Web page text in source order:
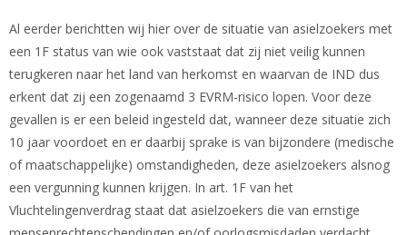
Al eerder berichtten wij hier over de situatie van asielzoekers met
een 1F status van wie ook vaststaat dat zij niet veilig kunnen
terugkeren naar het land van herkomst en waarvan de IND dus
erkent dat zij een zogenaamd 3 EVRM-risico lopen. Voor deze
gevallen is er een beleid ingesteld dat, wanneer deze situatie zich
10 jaar voordoet en er daarbij sprake is van bijzondere (medische
of maatschappelijke) omstandigheden, deze asielzoekers alsnog
een vergunning kunnen krijgen. In art. 1F van het
Vluchtelingenverdrag staat dat asielzoekers die van ernstige